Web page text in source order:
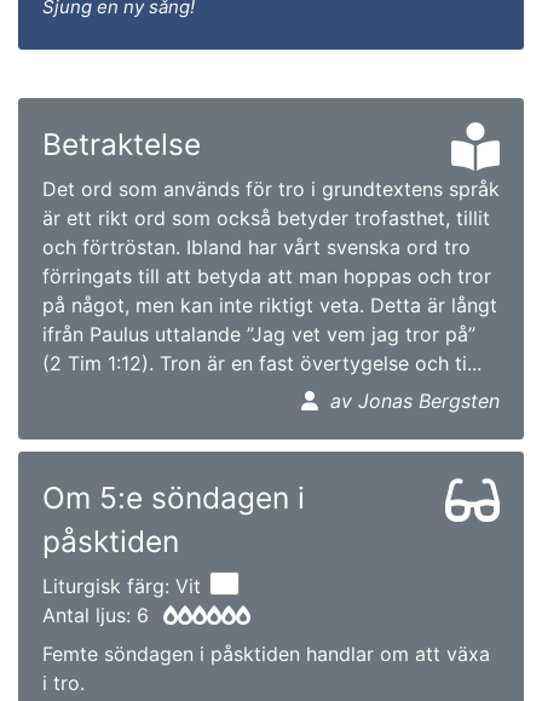
Sjung en ny sång!
Betraktelse
Det ord som används för tro i grundtextens språk
är ett rikt ord som också betyder trofasthet, tillit
och förtröstan. Ibland har vårt svenska ord tro
förringats till att betyda att man hoppas och tror
på något, men kan inte riktigt veta. Detta är långt
ifrån Paulus uttalande ”Jag vet vem jag tror på”
(2 Tim 1:12). Tron är en fast övertygelse och ti...
av Jonas Bergsten
Om 5:e söndagen i
påsktiden
Liturgisk färg: Vit
Antal ljus: 6
Femte söndagen i påsktiden handlar om att växa
i tro.